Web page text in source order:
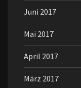
Juni 2017
Mai 2017
April 2017
März 2017